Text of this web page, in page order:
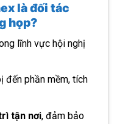
là đối tác
họp?
lĩnh vực hội nghị
đến phần mềm, tích
tận nơi, đảm bảo